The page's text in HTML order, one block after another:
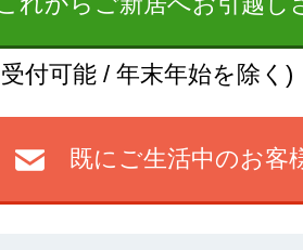
付可能 / 年末年始を除く)
既にご生活中のお客